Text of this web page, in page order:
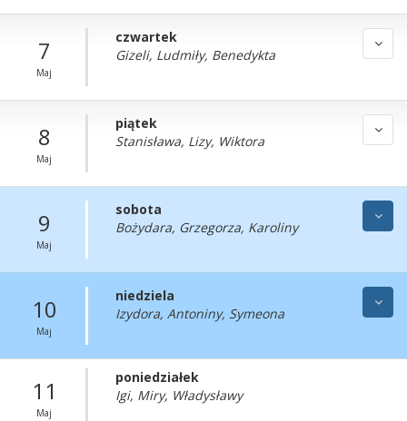
7
Maj
czwartek
Gizeli, Ludmiły, Benedykta
8
Maj
piątek
Stanisława, Lizy, Wiktora
9
Maj
sobota
Bożydara, Grzegorza, Karoliny
10
Maj
niedziela
Izydora, Antoniny, Symeona
11
Maj
poniedziałek
Igi, Miry, Władysławy